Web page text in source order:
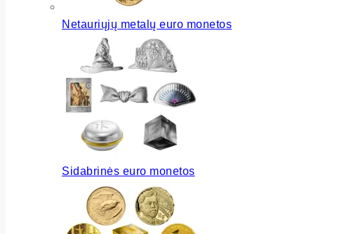
Netauriųjų metalų euro monetos
Sidabrinės euro monetos